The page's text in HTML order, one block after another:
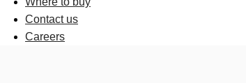
Contact us
Careers